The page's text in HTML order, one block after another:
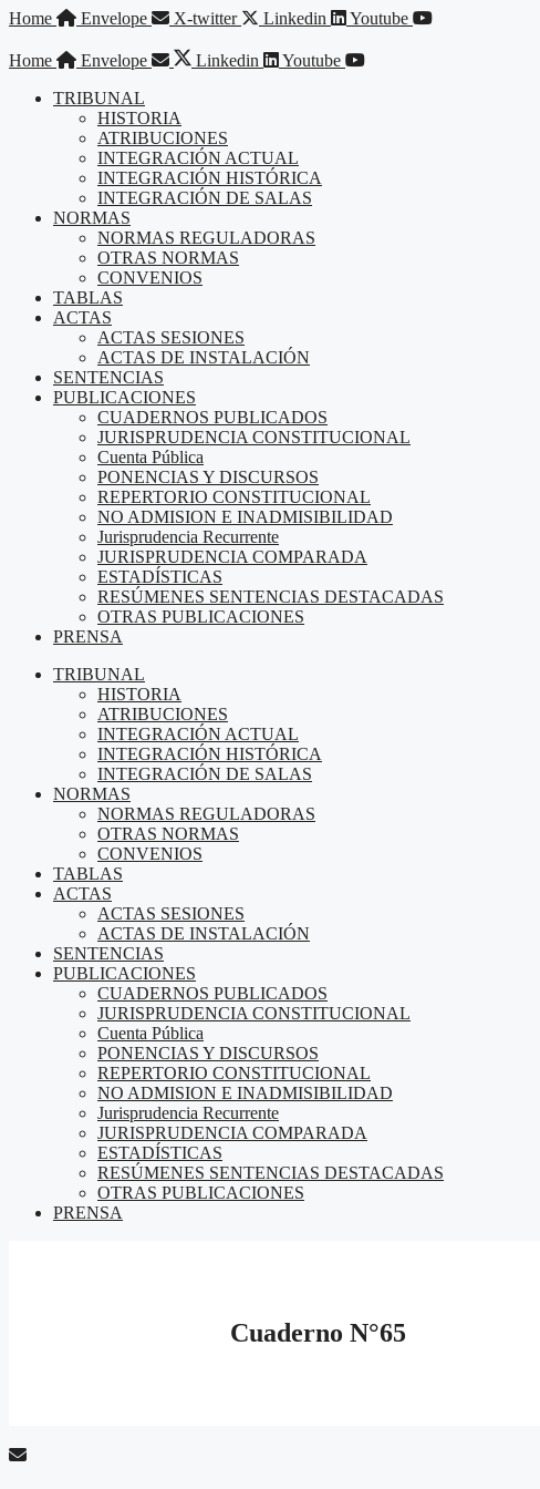
Saltar
contenido
Home Envelope X-twitter Linkedin Youtube
Home Envelope Linkedin
Youtube
TRIBUNAL
HISTORIA
ATRIBUCIONES
INTEGRACIÓN ACTUAL
INTEGRACIÓN HISTÓRICA
INTEGRACIÓN DE SALAS
NORMAS
NORMAS REGULADORAS
OTRAS NORMAS
CONVENIOS
TABLAS
ACTAS
ACTAS SESIONES
ACTAS DE INSTALACIÓN
SENTENCIAS
PUBLICACIONES
CUADERNOS PUBLICADOS
JURISPRUDENCIA CONSTITUCIONAL
Cuenta Pública
PONENCIAS Y DISCURSOS
REPERTORIO CONSTITUCIONAL
NO ADMISION E INADMISIBILIDAD
Jurisprudencia Recurrente
JURISPRUDENCIA COMPARADA
ESTADÍSTICAS
RESÚMENES SENTENCIAS DESTACADAS
OTRAS PUBLICACIONES
PRENSA
TRIBUNAL
HISTORIA
ATRIBUCIONES
INTEGRACIÓN ACTUAL
INTEGRACIÓN HISTÓRICA
INTEGRACIÓN DE SALAS
NORMAS
NORMAS REGULADORAS
OTRAS NORMAS
CONVENIOS
TABLAS
ACTAS
ACTAS SESIONES
ACTAS DE INSTALACIÓN
SENTENCIAS
PUBLICACIONES
CUADERNOS PUBLICADOS
JURISPRUDENCIA CONSTITUCIONAL
Cuenta Pública
PONENCIAS Y DISCURSOS
REPERTORIO CONSTITUCIONAL
NO ADMISION E INADMISIBILIDAD
Jurisprudencia Recurrente
JURISPRUDENCIA COMPARADA
ESTADÍSTICAS
RESÚMENES SENTENCIAS DESTACADAS
OTRAS PUBLICACIONES
PRENSA
Cuaderno N°65